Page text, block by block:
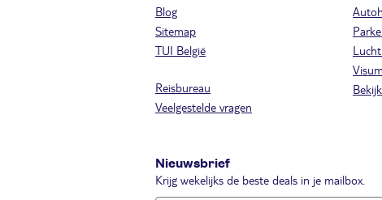
Blog
Sitemap
TUI België
Reisbureau
Veelgestelde vragen
Nieuwsbrief
Krijg wekelijks de beste deals in je mailbox.